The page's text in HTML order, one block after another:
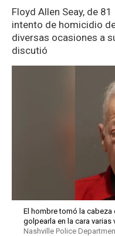
Floyd Allen Seay, de
intento de homicidio
diversas ocasiones a
discutió
El hombre tomó la cabeza
golpearla en la cara varias
Nashville Police